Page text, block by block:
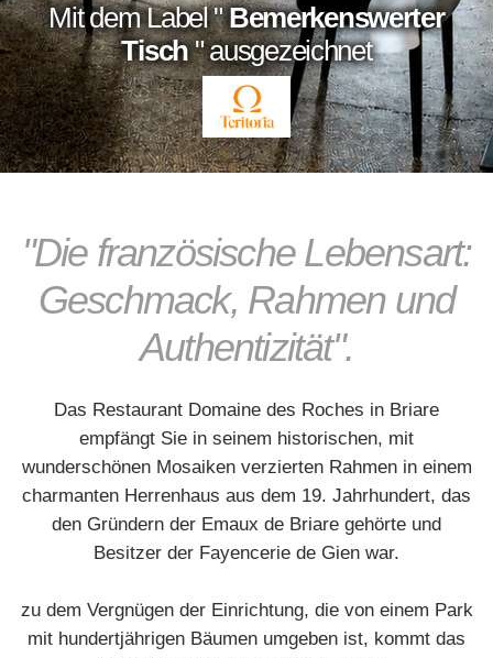
Mit dem Label "Bemerkenswerter
Tisch" ausgezeichnet
"Die französische Lebensart:
Geschmack, Rahmen und
Authentizität".
Das Restaurant Domaine des Roches in Briare
empfängt Sie in seinem historischen, mit
wunderschönen Mosaiken verzierten Rahmen in einem
charmanten Herrenhaus aus dem 19. Jahrhundert, das
den Gründern der Emaux de Briare gehörte und
Besitzer der Fayencerie de Gien war.
zu dem Vergnügen der Einrichtung, die von einem Park
mit hundertjährigen Bäumen umgeben ist, kommt das